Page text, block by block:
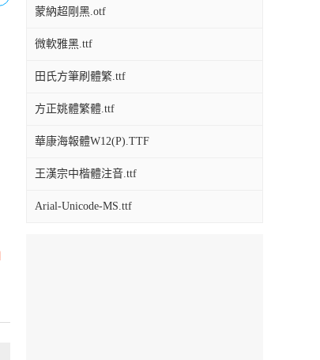
蒙納超剛黑.otf
微軟雅黑.ttf
田氏方筆刷體繁.ttf
方正姚體繁體.ttf
華康海報體W12(P).TTF
王漢宗中楷體注音.ttf
Arial-Unicode-MS.ttf